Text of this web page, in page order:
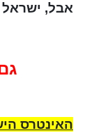
אבל,
האינטרס